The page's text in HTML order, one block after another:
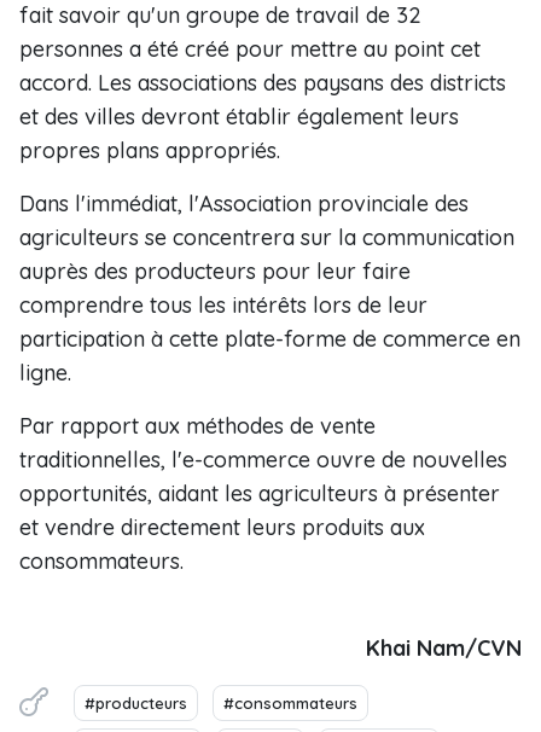
fait savoir qu'un groupe de travail de 32
personnes a été créé pour mettre au point cet
accord. Les associations des paysans des districts
et des villes devront établir également leurs
propres plans appropriés.
Dans l'immédiat, l'Association provinciale des
agriculteurs se concentrera sur la communication
auprès des producteurs pour leur faire
comprendre tous les intérêts lors de leur
participation à cette plate-forme de commerce en
ligne.
Par rapport aux méthodes de vente
traditionnelles, l'e-commerce ouvre de nouvelles
opportunités, aidant les agriculteurs à présenter
et vendre directement leurs produits aux
consommateurs.
Khai Nam/CVN
#producteurs #consommateurs